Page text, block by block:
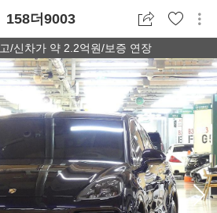
158더9003
/신차가 약 2.2억원/보증 연장